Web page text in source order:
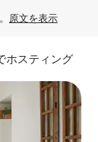
原文を表示
ホスティング